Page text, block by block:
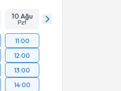
10 Ağu
Pzt
11:00
12:00
13:00
14:00